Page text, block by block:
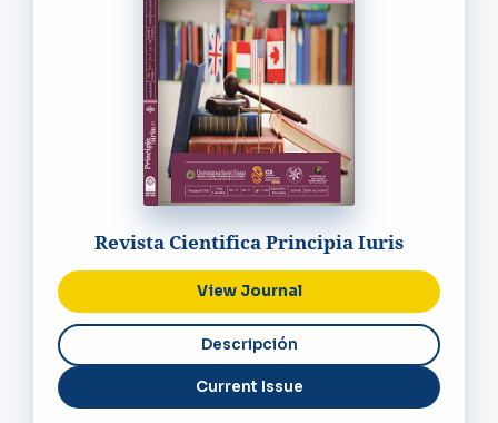
Revista Cientifica Principia Iuris
View Journal
Current Issue